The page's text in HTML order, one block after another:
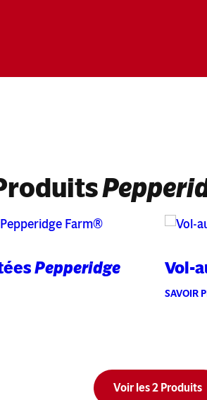
Pepperidge
Vol-
SAVOIR
Voir les 2 Produits